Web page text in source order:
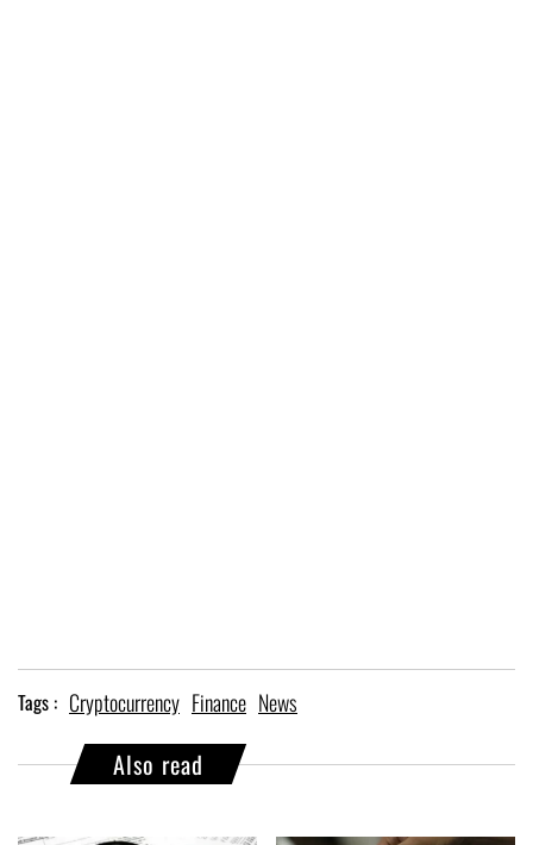
Tags : Cryptocurrency Finance News
Also read